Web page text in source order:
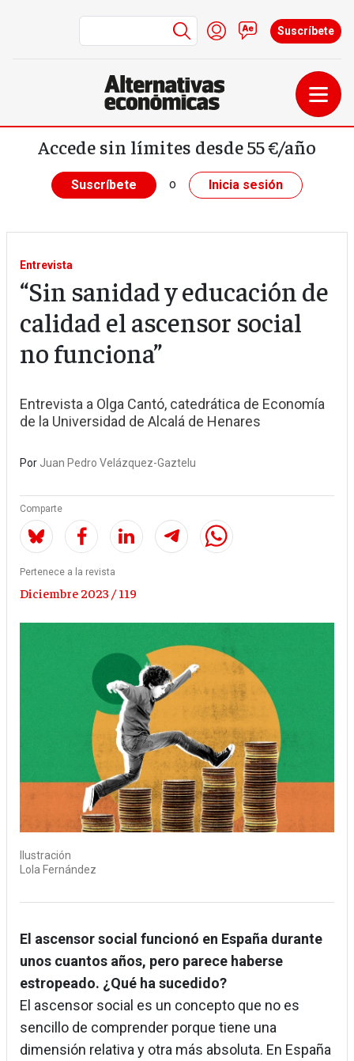
Pasar al contenido principal
Menú de cuenta de
Iniciar sesión
Contacto
Suscríbete
Accede sin límites desde 55 €/año
Suscríbete o Inicia sesión
Entrevista
“Sin sanidad y educación de
calidad el ascensor social
no funciona”
Entrevista a Olga Cantó, catedrática de Economía
de la Universidad de Alcalá de Henares
Por Juan Pedro Velázquez-Gaztelu
Comparte
Pertenece a la revista
Diciembre 2023 / 119
Ilustración
Lola Fernández
El ascensor social funcionó en España durante
unos cuantos años, pero parece haberse
estropeado. ¿Qué ha sucedido?
El ascensor social es un concepto que no es
sencillo de comprender porque tiene una
dimensión relativa y otra más absoluta. En España